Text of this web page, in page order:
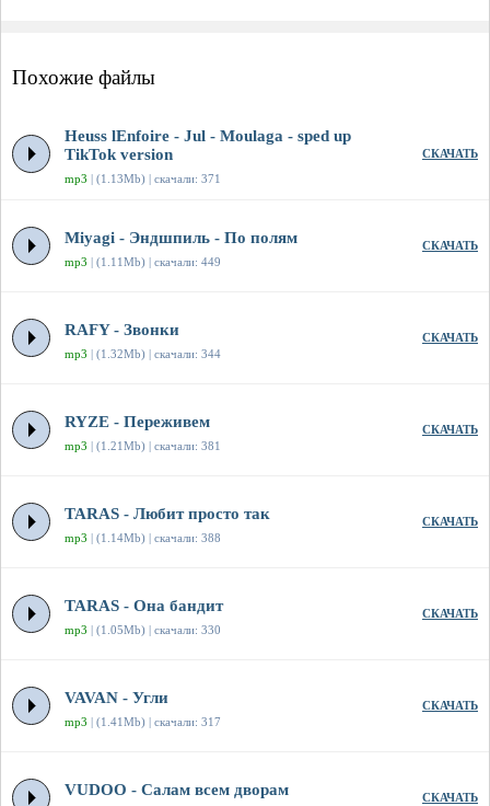
Похожие файлы
Heuss lEnfoirе - Jul - Moulaga - sped up
TikTok version
mp3 | (1.13Mb) | скачали: 371
СКАЧАТЬ
Miyagi - Эндшпиль - По полям
mp3 | (1.11Mb) | скачали: 449
СКАЧАТЬ
RAFY - Звонки
mp3 | (1.32Mb) | скачали: 344
СКАЧАТЬ
RYZE - Переживем
mp3 | (1.21Mb) | скачали: 381
СКАЧАТЬ
TARAS - Любит просто так
mp3 | (1.14Mb) | скачали: 388
СКАЧАТЬ
TARAS - Она бандит
mp3 | (1.05Mb) | скачали: 330
СКАЧАТЬ
VAVAN - Угли
mp3 | (1.41Mb) | скачали: 317
СКАЧАТЬ
VUDOO - Салам всем дворам СКАЧАТЬ